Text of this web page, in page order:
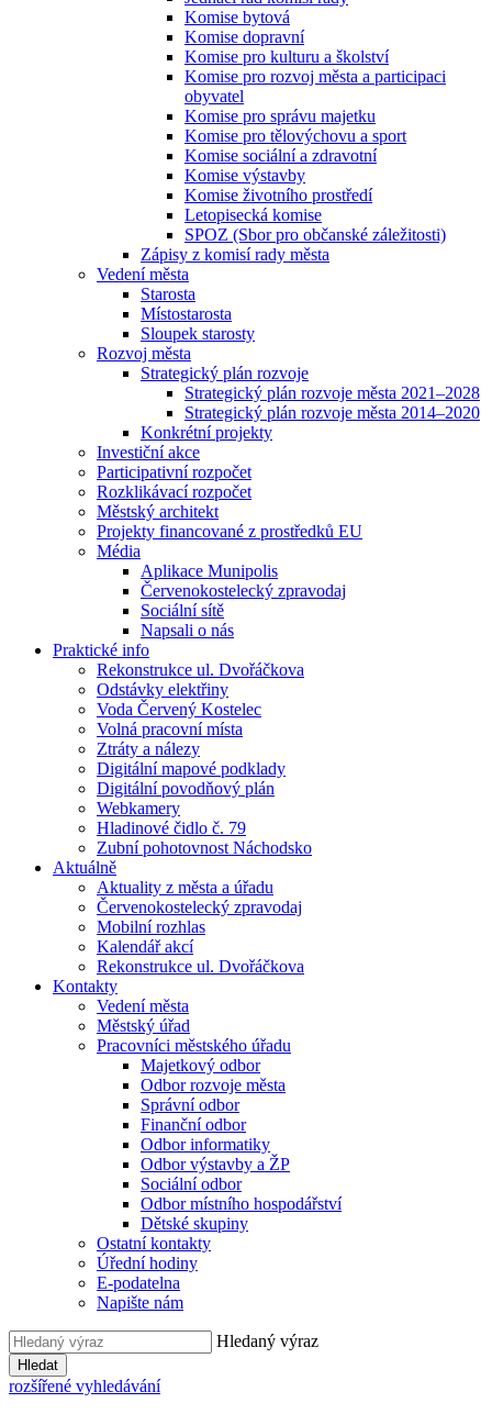
Komise bytová
Komise dopravní
Komise pro kulturu a školství
Komise pro rozvoj města a participaci
obyvatel
Komise pro správu majetku
Komise pro tělovýchovu a sport
Komise sociální a zdravotní
Komise výstavby
Komise životního prostředí
Letopisecká komise
SPOZ (Sbor pro občanské záležitosti)
Zápisy z komisí rady města
Vedení města
Starosta
Místostarosta
Sloupek starosty
Rozvoj města
Strategický plán rozvoje
Strategický plán rozvoje města 2021–2028
Strategický plán rozvoje města 2014–2020
Konkrétní projekty
Investiční akce
Participativní rozpočet
Rozklikávací rozpočet
Městský architekt
Projekty financované z prostředků EU
Média
Aplikace Munipolis
Červenokostelecký zpravodaj
Sociální sítě
Napsali o nás
Praktické info
Rekonstrukce ul. Dvořáčkova
Odstávky elektřiny
Voda Červený Kostelec
Volná pracovní místa
Ztráty a nálezy
Digitální mapové podklady
Digitální povodňový plán
Webkamery
Hladinové čidlo č. 79
Zubní pohotovnost Náchodsko
Aktuálně
Aktuality z města a úřadu
Červenokostelecký zpravodaj
Mobilní rozhlas
Kalendář akcí
Rekonstrukce ul. Dvořáčkova
Kontakty
Vedení města
Městský úřad
Pracovníci městského úřadu
Majetkový odbor
Odbor rozvoje města
Správní odbor
Finanční odbor
Odbor informatiky
Odbor výstavby a ŽP
Sociální odbor
Odbor místního hospodářství
Dětské skupiny
Ostatní kontakty
Úřední hodiny
E-podatelna
Napište nám
Hledaný výraz
Hledat
rozšířené vyhledávání